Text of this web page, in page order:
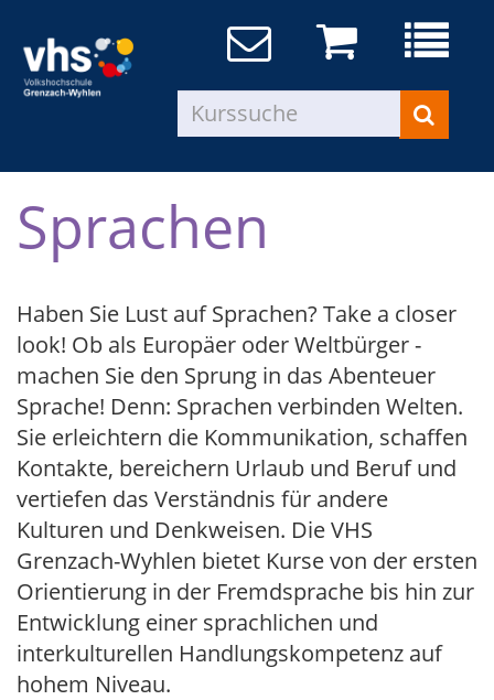
Sprachen
Haben Sie Lust auf Sprachen? Take a closer
look! Ob als Europäer oder Weltbürger -
machen Sie den Sprung in das Abenteuer
Sprache! Denn: Sprachen verbinden Welten.
Sie erleichtern die Kommunikation, schaffen
Kontakte, bereichern Urlaub und Beruf und
vertiefen das Verständnis für andere
Kulturen und Denkweisen. Die VHS
Grenzach-Wyhlen bietet Kurse von der ersten
Orientierung in der Fremdsprache bis hin zur
Entwicklung einer sprachlichen und
interkulturellen Handlungskompetenz auf
hohem Niveau.